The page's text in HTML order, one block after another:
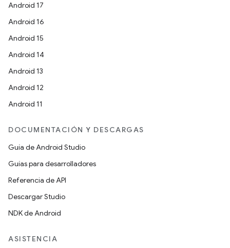
Android 17
Android 16
Android 15
Android 14
Android 13
Android 12
Android 11
DOCUMENTACIÓN Y DESCARGAS
Guía de Android Studio
Guías para desarrolladores
Referencia de API
Descargar Studio
NDK de Android
ASISTENCIA